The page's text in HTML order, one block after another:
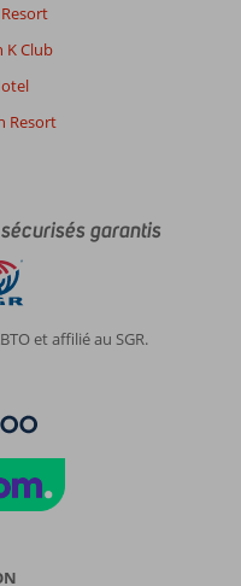
K Club
Resort
garantis
et affilié au SGR.